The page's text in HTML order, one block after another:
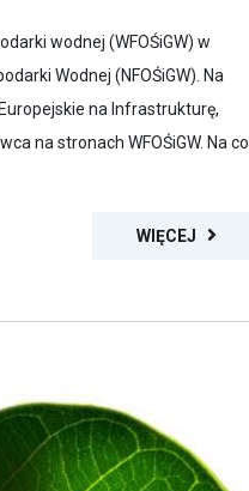
wodnej (WFOŚiGW) w
Wodnej (NFOŚiGW). Na
na Infrastrukturę,
na stronach WFOŚiGW. Na co
WIĘCEJ